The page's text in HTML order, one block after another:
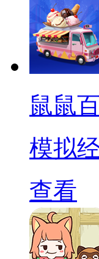
鼠鼠
模拟
查看